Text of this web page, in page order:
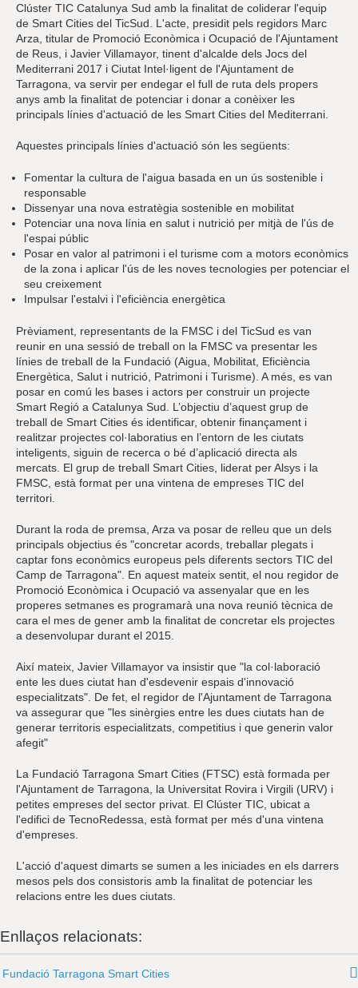
Clúster TIC Catalunya Sud amb la finalitat de coliderar l'equip
de Smart Cities del TicSud. L'acte, presidit pels regidors Marc
Arza, titular de Promoció Econòmica i Ocupació de l'Ajuntament
de Reus, i Javier Villamayor, tinent d'alcalde dels Jocs del
Mediterrani 2017 i Ciutat Intel·ligent de l'Ajuntament de
Tarragona, va servir per endegar el full de ruta dels propers
anys amb la finalitat de potenciar i donar a conèixer les
principals línies d'actuació de les Smart Cities del Mediterrani.
Aquestes principals línies d'actuació són les següents:
Fomentar la cultura de l'aigua basada en un ús sostenible i
responsable
Dissenyar una nova estratègia sostenible en mobilitat
Potenciar una nova línia en salut i nutrició per mitjà de l'ús de
l'espai públic
Posar en valor al patrimoni i el turisme com a motors econòmics
de la zona i aplicar l'ús de les noves tecnologies per potenciar el
seu creixement
Impulsar l'estalvi i l'eficiència energètica
Prèviament, representants de la FMSC i del TicSud es van
reunir en una sessió de treball on la FMSC va presentar les
línies de treball de la Fundació (Aigua, Mobilitat, Eficiència
Energètica, Salut i nutrició, Patrimoni i Turisme). A més, es van
posar en comú les bases i actors per construir un projecte
Smart Regió a Catalunya Sud. L’objectiu d’aquest grup de
treball de Smart Cities és identificar, obtenir finançament i
realitzar projectes col·laboratius en l’entorn de les ciutats
inteligents, siguin de recerca o bé d’aplicació directa als
mercats. El grup de treball Smart Cities, liderat per Alsys i la
FMSC, està format per una vintena de empreses TIC del
territori.
Durant la roda de premsa, Arza va posar de relleu que un dels
principals objectius és "concretar acords, treballar plegats i
captar fons econòmics europeus pels diferents sectors TIC del
Camp de Tarragona". En aquest mateix sentit, el nou regidor de
Promoció Econòmica i Ocupació va assenyalar que en les
properes setmanes es programarà una nova reunió tècnica de
cara el mes de gener amb la finalitat de concretar els projectes
a desenvolupar durant el 2015.
Així mateix, Javier Villamayor va insistir que "la col·laboració
ente les dues ciutat han d'esdevenir espais d'innovació
especialitzats". De fet, el regidor de l'Ajuntament de Tarragona
va assegurar que "les sinèrgies entre les dues ciutats han de
generar territoris especialitzats, competitius i que generin valor
afegit"
La Fundació Tarragona Smart Cities (FTSC) està formada per
l'Ajuntament de Tarragona, la Universitat Rovira i Virgili (URV) i
petites empreses del sector privat. El Clúster TIC, ubicat a
l'edifici de TecnoRedessa, està format per més d'una vintena
d'empreses.
L'acció d'aquest dimarts se sumen a les iniciades en els darrers
mesos pels dos consistoris amb la finalitat de potenciar les
relacions entre les dues ciutats.
Enllaços relacionats:
Fundació Tarragona Smart Cities